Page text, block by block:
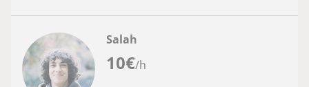
10€/h
Salah